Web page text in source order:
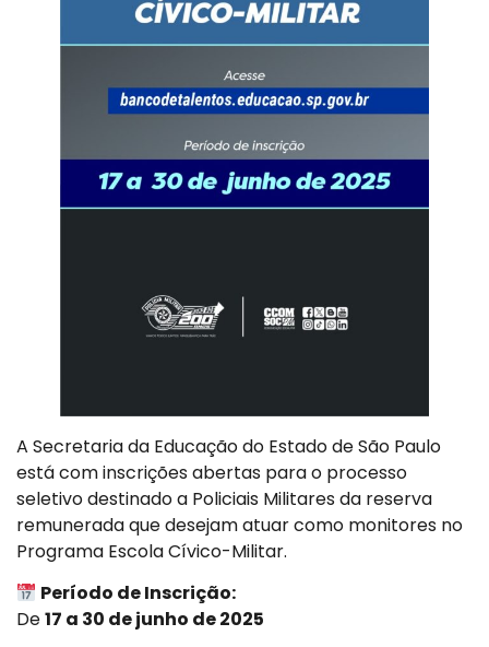
A Secretaria da Educação do Estado de São Paulo
está com inscrições abertas para o processo
seletivo destinado a Policiais Militares da reserva
remunerada que desejam atuar como monitores no
Programa Escola Cívico-Militar.
Período de Inscrição:
De17 a 30 de junho de 2025